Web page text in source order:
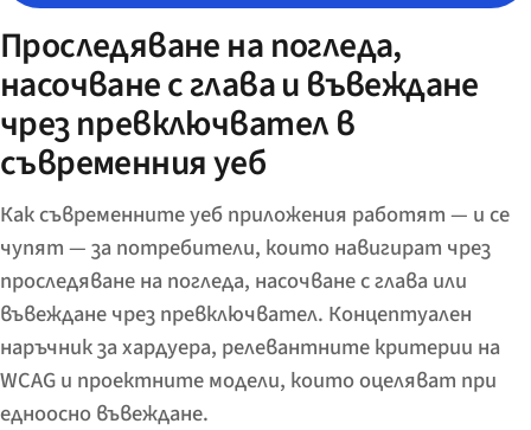
Проследяване на погледа,
насочване с глава и въвеждане
чрез превключвател в
съвременния уеб
Как съвременните уеб приложения работят — и се
чупят — за потребители, които навигират чрез
проследяване на погледа, насочване с глава или
въвеждане чрез превключвател. Концептуален
наръчник за хардуера, релевантните критерии на
WCAG и проектните модели, които оцеляват при
едноосно въвеждане.